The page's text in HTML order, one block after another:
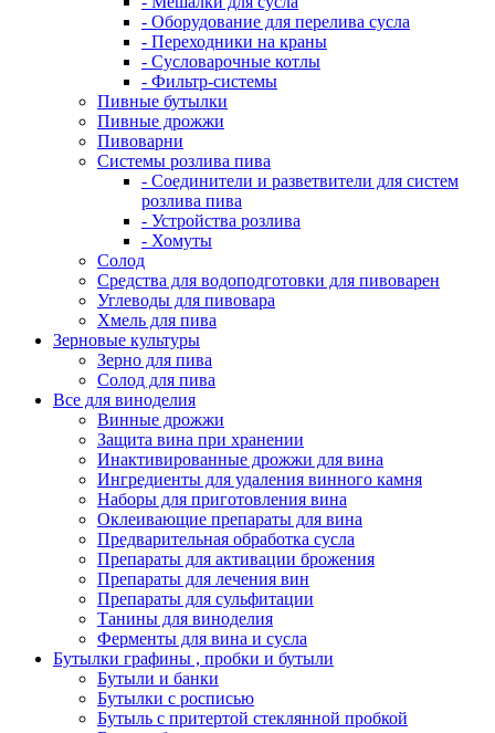
- Оборудование для перелива сусла
- Переходники на краны
- Сусловарочные котлы
- Фильтр-системы
Пивные бутылки
Пивные дрожжи
Пивоварни
Системы розлива пива
- Соединители и разветвители для систем
розлива пива
- Устройства розлива
- Хомуты
Солод
Средства для водоподготовки для пивоварен
Углеводы для пивовара
Хмель для пива
Зерновые культуры
Зерно для пива
Солод для пива
Все для виноделия
Винные дрожжи
Защита вина при хранении
Инактивированные дрожжи для вина
Ингредиенты для удаления винного камня
Наборы для приготовления вина
Оклеивающие препараты для вина
Предварительная обработка сусла
Препараты для активации брожения
Препараты для лечения вин
Препараты для сульфитации
Танины для виноделия
Ферменты для вина и сусла
Бутылки графины , пробки и бутыли
Бутыли и банки
Бутылки с росписью
Бутыль с притертой стеклянной пробкой